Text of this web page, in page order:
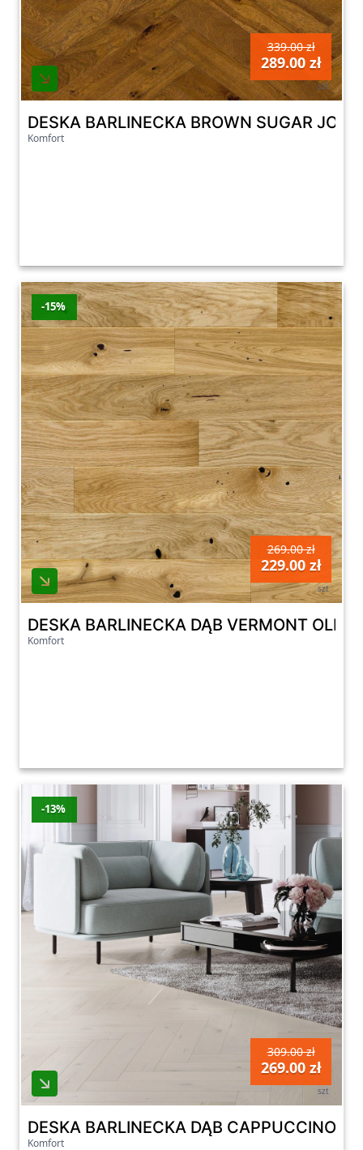
339.00 zł
289.00 zł
szt
DESKA BARLINECKA BROWN SUGAR
Komfort
-15%
269.00 zł
229.00 zł
szt
DESKA BARLINECKA DĄB VERMONT
Komfort
-13%
309.00 zł
269.00 zł
szt
DESKA BARLINECKA DĄB CAPPUCCINO
Komfort